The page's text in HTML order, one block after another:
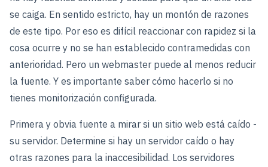
se caiga. En sentido estricto, hay un montón de razones
de este tipo. Por eso es difícil reaccionar con rapidez si la
cosa ocurre y no se han establecido contramedidas con
anterioridad. Pero un webmaster puede al menos reducir
la fuente. Y es importante saber cómo hacerlo si no
tienes monitorización configurada.
Primera y obvia fuente a mirar si un sitio web está caído -
su servidor. Determine si hay un servidor caído o hay
otras razones para la inaccesibilidad. Los servidores